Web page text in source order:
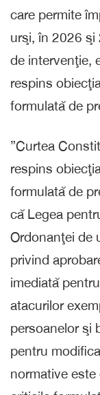
care permite
urşi, în 2026 şi
de intervenţie,
respins
formulată de
”Curtea
respins
formulată de
că Legea
Ordonanţei de
privind
imediată
atacurilor
persoanelor şi
pentru
normative